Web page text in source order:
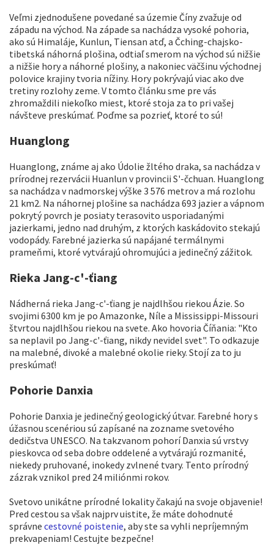
Veľmi zjednodušene povedané sa územie Číny zvažuje od
západu na východ. Na západe sa nachádza vysoké pohoria,
ako sú Himaláje, Kunlun, Tiensan atď, a Čching-chajsko-
tibetská náhorná plošina, odtiaľ smerom na východ sú nižšie
a nižšie hory a náhorné plošiny, a nakoniec väčšinu východnej
polovice krajiny tvoria nížiny. Hory pokrývajú viac ako dve
tretiny rozlohy zeme. V tomto článku sme pre vás
zhromaždili niekoľko miest, ktoré stoja za to pri vašej
návšteve preskúmať. Poďme sa pozrieť, ktoré to sú!
Huanglong
Huanglong, známe aj ako Údolie žltého draka, sa nachádza v
prírodnej rezervácii Huanlun v provincii S'-čchuan. Huanglong
sa nachádza v nadmorskej výške 3 576 metrov a má rozlohu
21 km2. Na náhornej plošine sa nachádza 693 jazier a vápnom
pokrytý povrch je posiaty terasovito usporiadanými
jazierkami, jedno nad druhým, z ktorých kaskádovito stekajú
vodopády. Farebné jazierka sú napájané termálnymi
prameňmi, ktoré vytvárajú ohromujúci a jedinečný zážitok.
Rieka Jang-c'-ťiang
Nádherná rieka Jang-c'-ťiang je najdlhšou riekou Ázie. So
svojimi 6300 km je po Amazonke, Níle a Mississippi-Missouri
štvrtou najdlhšou riekou na svete. Ako hovoria Číňania: "Kto
sa neplavil po Jang-c'-ťiang, nikdy nevidel svet". To odkazuje
na malebné, divoké a malebné okolie rieky. Stojí za to ju
preskúmať!
Pohorie Danxia
Pohorie Danxia je jedinečný geologický útvar. Farebné hory s
úžasnou scenériou sú zapísané na zozname svetového
dedičstva UNESCO. Na takzvanom pohorí Danxia sú vrstvy
pieskovca od seba dobre oddelené a vytvárajú rozmanité,
niekedy pruhované, inokedy zvlnené tvary. Tento prírodný
zázrak vznikol pred 24 miliónmi rokov.
Svetovo unikátne prírodné lokality čakajú na svoje objavenie!
Pred cestou sa však najprv uistite, že máte dohodnuté
správne cestovné poistenie, aby ste sa vyhli nepríjemným
prekvapeniam! Cestujte bezpečne!